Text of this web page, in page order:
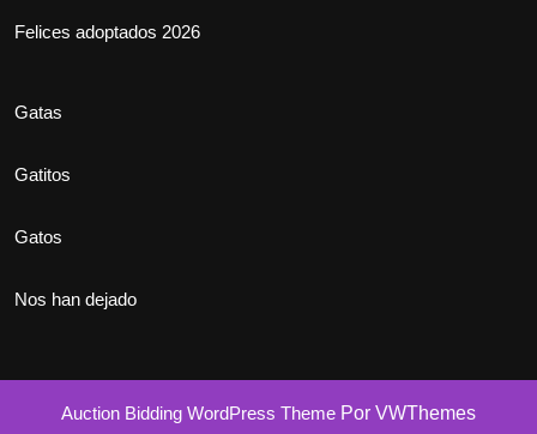
Felices adoptados 2026
Gatas
Gatitos
Gatos
Nos han dejado
Auction Bidding WordPress Theme Por VWThemes